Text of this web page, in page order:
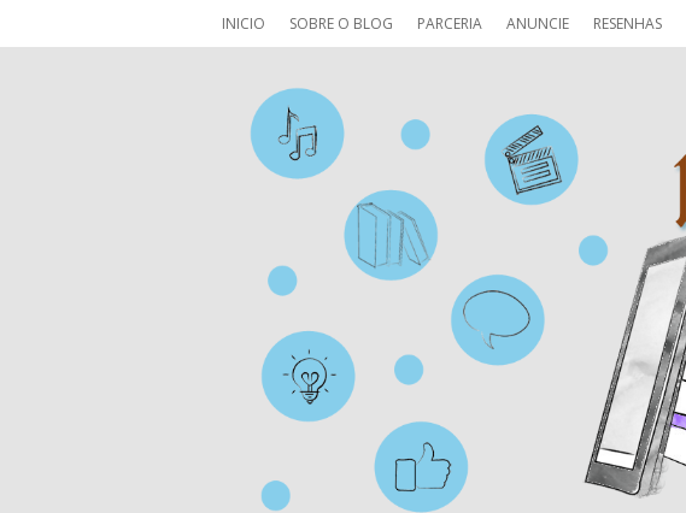
INICIO SOBRE O BLOG PARCERIA ANUNCIE RESENHAS